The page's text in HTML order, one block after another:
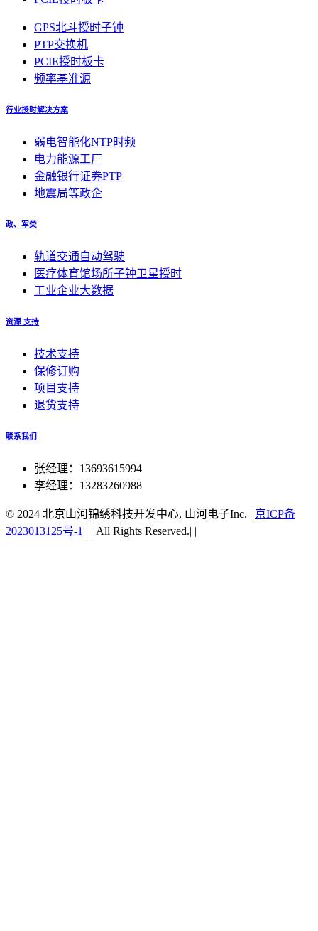
GPS北斗授时子钟
PTP交换机
PCIE授时板卡
频率基准源
行业授时解决方案
弱电智能化NTP时频
电力能源工厂
金融银行证券PTP
地震局等政企
政、军类
轨道交通自动驾驶
医疗体育馆场所子钟卫星授时
工业企业大数据
资源 支持
技术支持
保修订购
项目支持
退货支持
联系我们
张经理：13693615994
李经理：13283260988
© 2024 北京山河锦绣科技开发中心, 山河电子Inc. | 京ICP备
2023013125号-1 | | All Rights Reserved.| |